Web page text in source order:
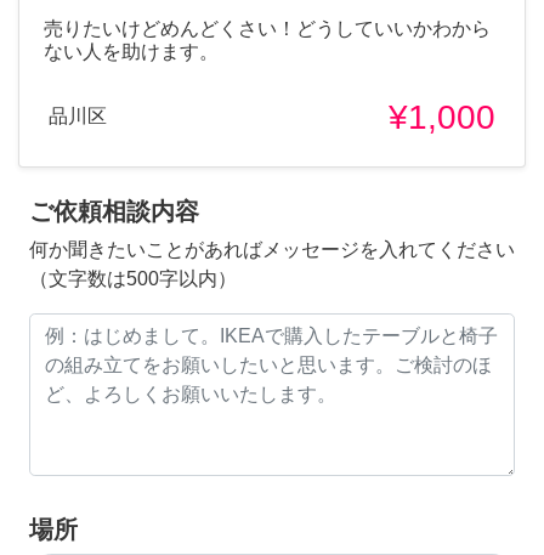
売りたいけどめんどくさい！どうしていいかわから
ない人を助けます。
品川区 ¥1,000
ご依頼相談内容
何か聞きたいことがあればメッセージを入れてください
（文字数は500字以内）
場所